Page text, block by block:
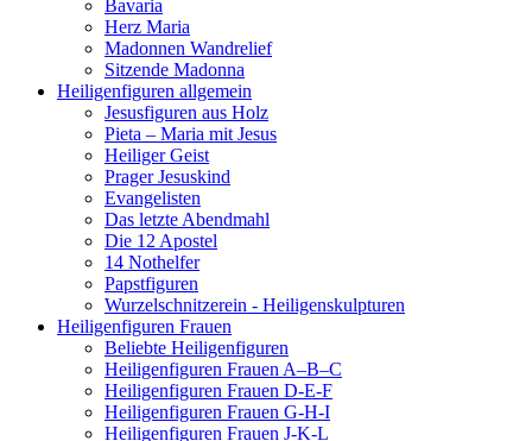
Bavaria
Herz Maria
Madonnen Wandrelief
Sitzende Madonna
Heiligenfiguren allgemein
Jesusfiguren aus Holz
Pieta – Maria mit Jesus
Heiliger Geist
Prager Jesuskind
Evangelisten
Das letzte Abendmahl
Die 12 Apostel
14 Nothelfer
Papstfiguren
Wurzelschnitzerein - Heiligenskulpturen
Heiligenfiguren Frauen
Beliebte Heiligenfiguren
Heiligenfiguren Frauen A–B–C
Heiligenfiguren Frauen D-E-F
Heiligenfiguren Frauen G-H-I
Heiligenfiguren Frauen J-K-L